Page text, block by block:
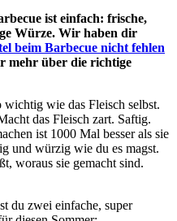
ist einfach: frische,
Würze. Wir haben dir
beim Barbecue nicht fehlen
mehr über die richtige
wichtig wie das Fleisch selbst.
das Fleisch zart. Saftig.
ist 1000 Mal besser als sie
und würzig wie du es magst.
woraus sie gemacht sind.
du zwei einfache, super